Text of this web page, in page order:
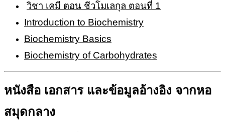
วิชา เคมี ตอน ชีวโมเลกุล ตอนที่ 1
Introduction to Biochemistry
Biochemistry Basics
Biochemistry of Carbohydrates
หนังสือ เอกสาร และข้อมูลอ้างอิง จากหอ
สมุดกลาง